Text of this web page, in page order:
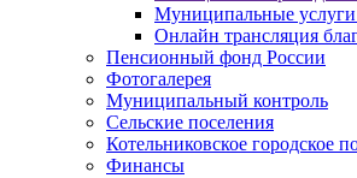
Муниципальные
Онлайн трансляция
Пенсионный фонд России
Фотогалерея
Муниципальный контроль
Сельские поселения
Котельниковское городское
Финансы